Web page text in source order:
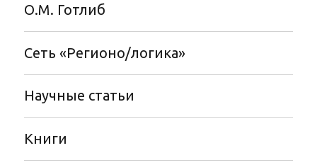
О.М. Готлиб
Сеть «Регионо/логика»
Научные статьи
Книги